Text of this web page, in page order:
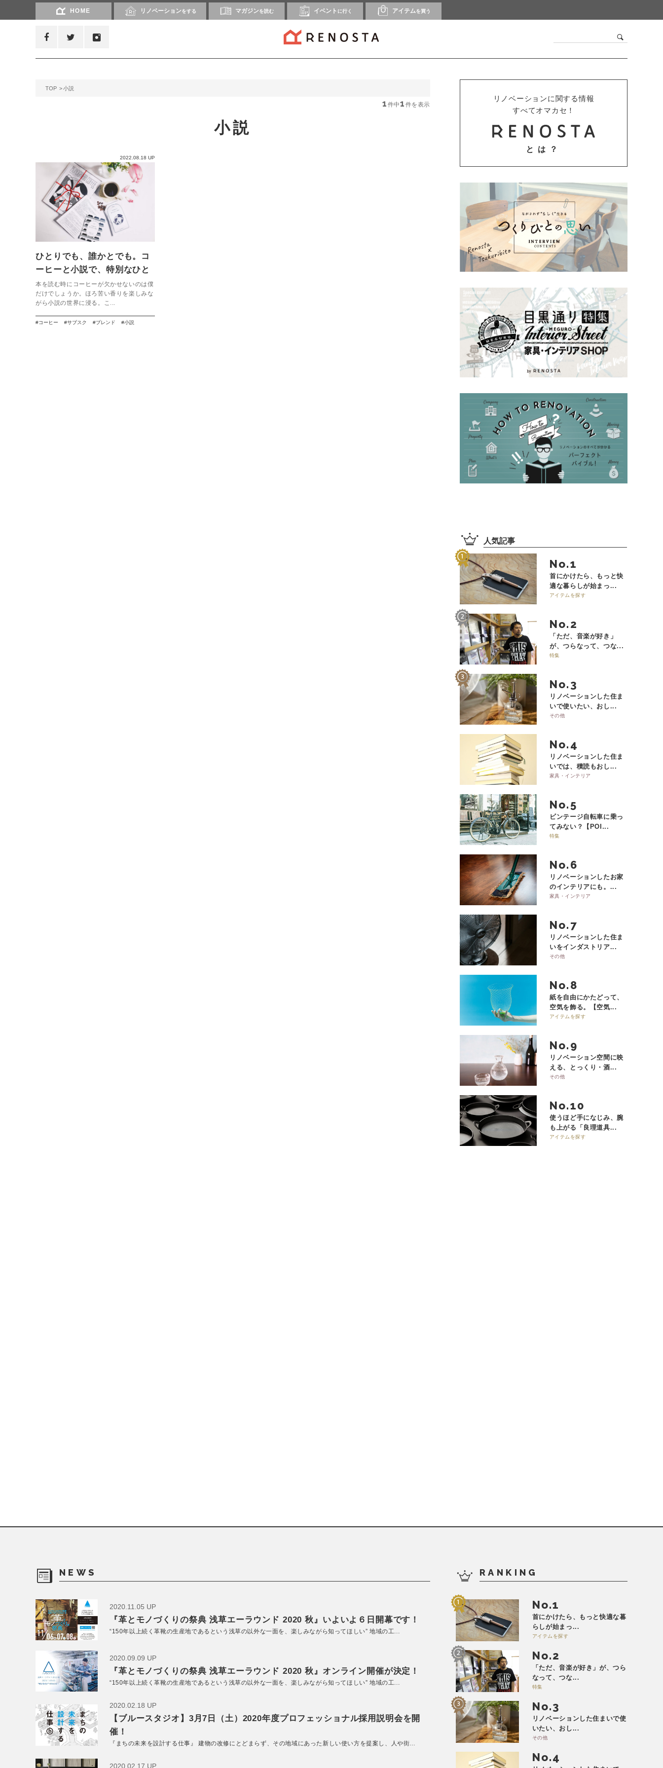
HOME リノベーションをする マガジンを読む イベント に行く アイテムを買う
TOP 小説
1 件中1 件を表示
小説
2022.08.18 UP
ひとりでも、誰かとでも。コ
ーヒーと小説で、特別なひと
ときを。【ものがたり珈琲】
本を読む時にコーヒーが欠かせないのは僕
だけでしょうか。ほろ苦い香りを楽しみな
がら小説の世界に浸る。こ...
コーヒー サブスク ブレンド 小説
リノベーションに関する情報
すべてオマカセ！
とは？
人気記事
No.
首にかけたら、もっと快
適な暮らしが始まっ...
アイテムを探す
No.
「ただ、音楽が好き」
が、つらなって、つな...
特集
No.
リノベーションした住ま
いで使いたい、おし...
その他
No.
リノベーションした住ま
いでは、積読もおし...
家具・インテリア
No.
ビンテージ自転車に乗っ
てみない？【POI...
特集
No.
リノベーションしたお家
のインテリアにも。...
家具・インテリア
No.
リノベーションした住ま
いをインダストリア...
その他
No.
紙を自由にかたどって、
空気を飾る。【空気...
アイテムを探す
No.
リノベーション空間に映
える、とっくり・酒...
その他
No.
使うほど手になじみ、腕
も上がる「良理道具...
アイテムを探す
NEWS
2020.11.05 UP
『革とモノづくりの祭典 浅草エーラウンド 2020 秋』いよいよ６日開幕です！
“150年以上続く革靴の生産地であるという浅草の以外な一面を、楽しみながら知ってほしい” 地域の工...
2020.09.09 UP
『革とモノづくりの祭典 浅草エーラウンド 2020 秋』オンライン開催が決定！
“150年以上続く革靴の生産地であるという浅草の以外な一面を、楽しみながら知ってほしい” 地域の工...
2020.02.18 UP
【ブルースタジオ】3月7日（土）2020年度プロフェッショナル採用説明会を開
催！
『まちの未来を設計する仕事』 建物の改修にとどまらず、その地域にあった新しい使い方を提案し、人や街...
2020.02.17 UP
RANKING
No.
首にかけたら、もっと快適な暮
らしが始まっ...
アイテムを探す
No.
「ただ、音楽が好き」が、つら
なって、つな...
特集
No.
リノベーションした住まいで使
いたい、おし...
その他
No.